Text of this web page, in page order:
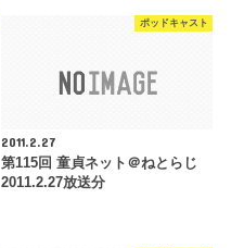
ポッドキャスト
2011.2.27
第115回 童貞ネット＠ねとらじ
2011.2.27放送分